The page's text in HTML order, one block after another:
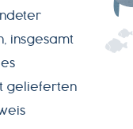
insgesamt
gelieferten